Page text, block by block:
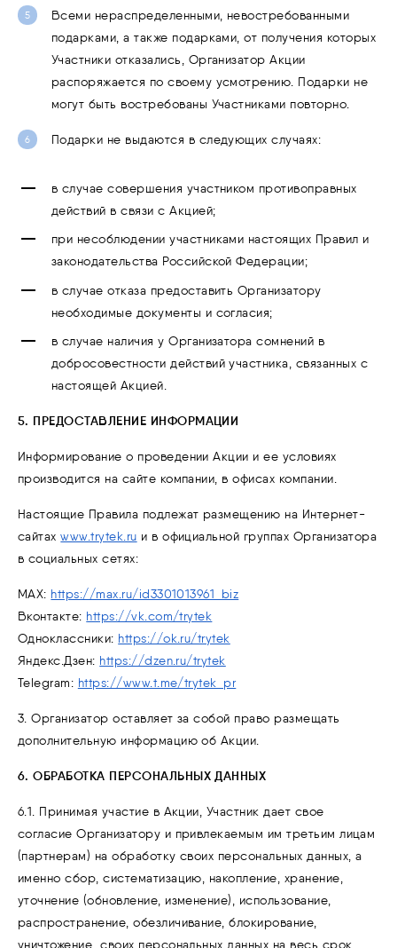
Всеми нераспределенными, невостребованными
подарками, а также подарками, от получения которых
Участники отказались, Организатор Акции
распоряжается по своему усмотрению. Подарки не
могут быть востребованы Участниками повторно.
Подарки не выдаются в следующих случаях:
в случае совершения участником противоправных
действий в связи с Акцией;
при несоблюдении участниками настоящих Правил и
законодательства Российской Федерации;
в случае отказа предоставить Организатору
необходимые документы и согласия;
в случае наличия у Организатора сомнений в
добросовестности действий участника, связанных с
настоящей Акцией.
5. ПРЕДОСТАВЛЕНИЕ ИНФОРМАЦИИ
Информирование о проведении Акции и ее условиях
производится на сайте компании, в офисах компании.
Настоящие Правила подлежат размещению на Интернет-
сайтахwww.trytek.ru и в официальной группах Организатора
в социальных сетях:
МАХ: https://max.ru/id3301013961_biz
Вконтакте: https://vk.com/trytek
Одноклассники: https://ok.ru/trytek
Яндекс.Дзен: https://dzen.ru/trytek
Telegram: https://www.t.me/trytek_pr
3. Организатор оставляет за собой право размещать
дополнительную информацию об Акции.
6. ОБРАБОТКА ПЕРСОНАЛЬНЫХ ДАННЫХ
6.1. Принимая участие в Акции, Участник дает свое
согласие Организатору и привлекаемым им третьим лицам
(партнерам) на обработку своих персональных данных, а
именно сбор, систематизацию, накопление, хранение,
уточнение (обновление, изменение), использование,
распространение, обезличивание, блокирование,
уничтожение своих персональных данных на весь срок